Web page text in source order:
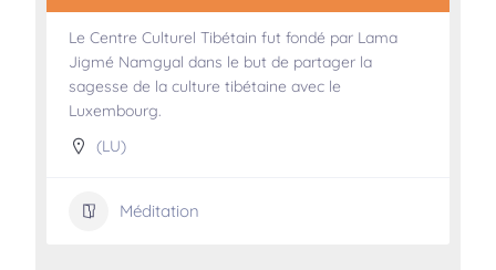
Le Centre Culturel Tibétain fut fondé par Lama
Jigmé Namgyal dans le but de partager la
sagesse de la culture tibétaine avec le
Luxembourg.
(LU)
Méditation